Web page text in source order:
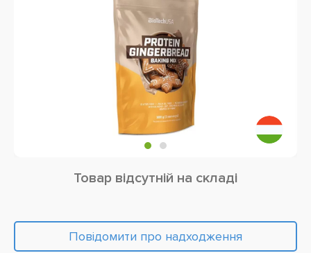
Товар відсутній на складі
Повідомити про надходження